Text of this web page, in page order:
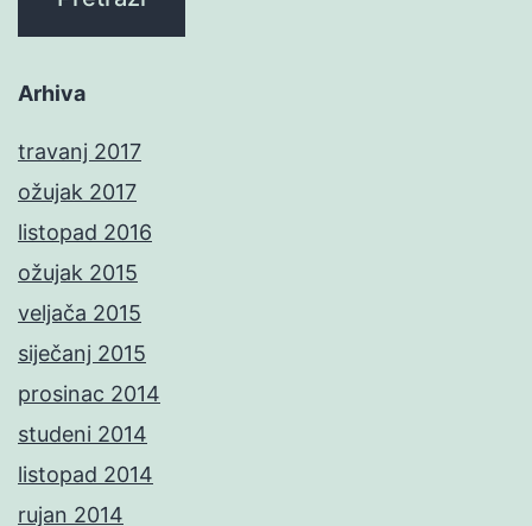
Arhiva
travanj 2017
ožujak 2017
listopad 2016
ožujak 2015
veljača 2015
siječanj 2015
prosinac 2014
studeni 2014
listopad 2014
rujan 2014